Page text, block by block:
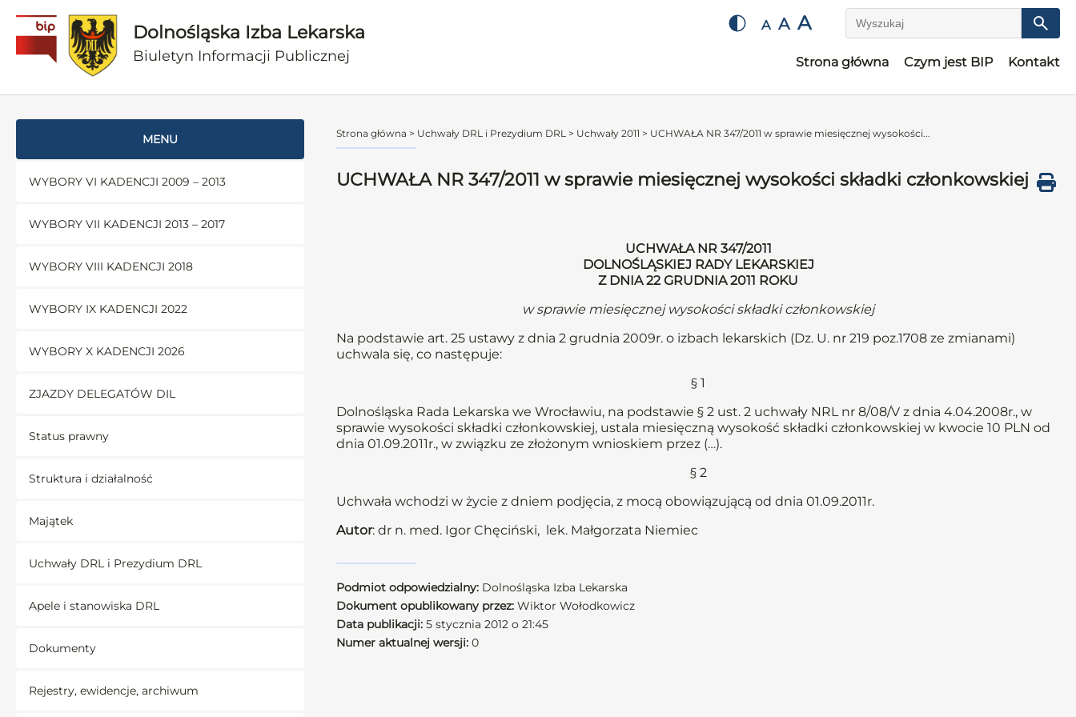
Dolnośląska Izba Lekarska
Biuletyn Informacji Publicznej
A A A Wyszukaj
Strona główna Czym jest BIP Kontakt
MENU
WYBORY VI KADENCJI 2009 – 2013
WYBORY VII KADENCJI 2013 – 2017
WYBORY VIII KADENCJI 2018
WYBORY IX KADENCJI 2022
WYBORY X KADENCJI 2026
ZJAZDY DELEGATÓW DIL
Status prawny
Struktura i działalność
Majątek
Uchwały DRL i Prezydium DRL
Apele i stanowiska DRL
Dokumenty
Rejestry, ewidencje, archiwum
Strona główna > Uchwały DRL i Prezydium DRL > Uchwały 2011 > UCHWAŁA NR 347/2011 w sprawie miesięcznej wysokości...
UCHWAŁA NR 347/2011 w sprawie miesięcznej wysokości składki członkowskiej
UCHWAŁA NR 347/2011
DOLNOŚLĄSKIEJ RADY LEKARSKIEJ
Z DNIA 22 GRUDNIA 2011 ROKU
w sprawie miesięcznej wysokości składki członkowskiej
Na podstawie art. 25 ustawy z dnia 2 grudnia 2009r. o izbach lekarskich (Dz. U. nr 219 poz.1708 ze zmianami)
uchwala się, co następuje:
§ 1
Dolnośląska Rada Lekarska we Wrocławiu, na podstawie § 2 ust. 2 uchwały NRL nr 8/08/V z dnia 4.04.2008r., w
sprawie wysokości składki członkowskiej, ustala miesięczną wysokość składki członkowskiej w kwocie 10 PLN od
dnia 01.09.2011r., w związku ze złożonym wnioskiem przez (…).
§ 2
Uchwała wchodzi w życie z dniem podjęcia, z mocą obowiązującą od dnia 01.09.2011r.
Autor: dr n. med. Igor Chęciński, lek. Małgorzata Niemiec
Podmiot odpowiedzialny: Dolnośląska Izba Lekarska
Dokument opublikowany przez: Wiktor Wołodkowicz
Data publikacji: 5 stycznia 2012 o 21:45
Numer aktualnej wersji: 0